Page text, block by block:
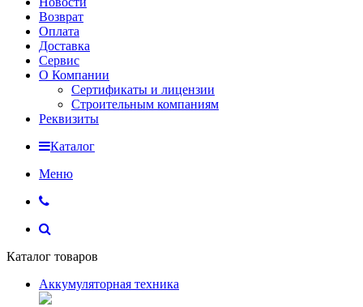
Возврат
Оплата
Доставка
Сервис
О Компании
Сертификаты и лицензии
Строительным компаниям
Реквизиты
Каталог
Меню
Каталог товаров
Аккумуляторная техника